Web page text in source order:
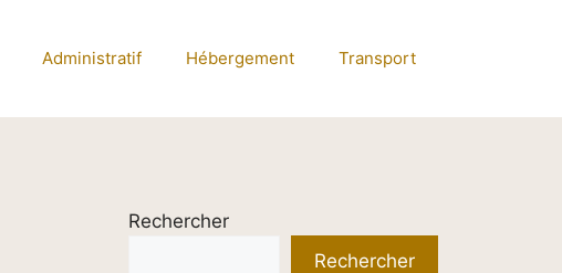
Administratif Hébergement Transport
Rechercher
Rechercher